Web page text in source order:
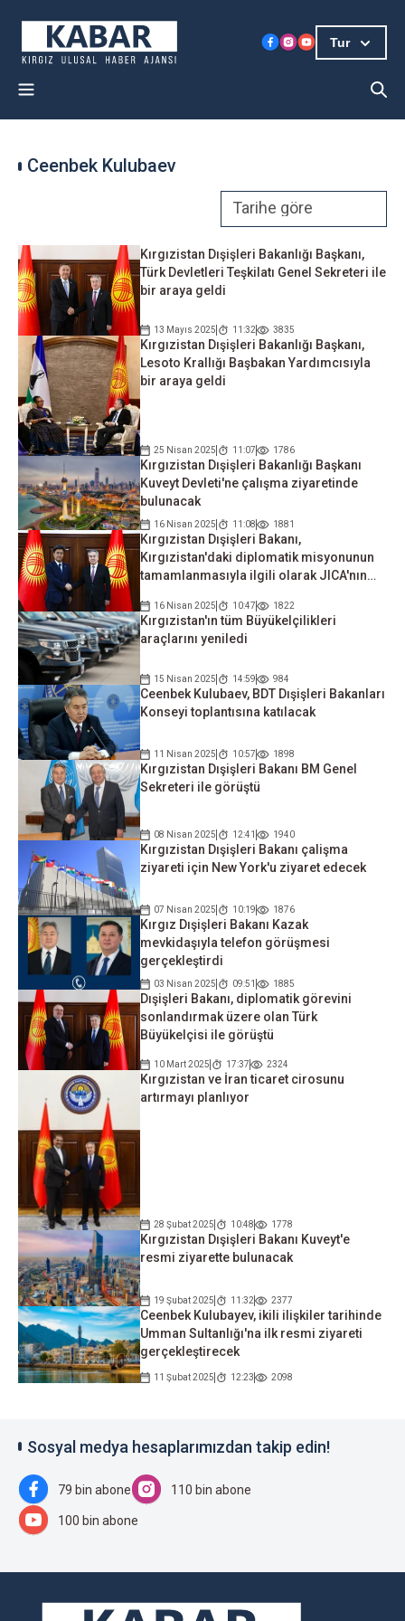
Tur
Ceenbek Kulubaev
Kırgızistan Dışişleri Bakanlığı Başkanı,
Türk Devletleri Teşkilatı Genel Sekreteri ile
bir araya geldi
13 Mayıs 2025 11:32 3835
Kırgızistan Dışişleri Bakanlığı Başkanı,
Lesoto Krallığı Başbakan Yardımcısıyla
bir araya geldi
25 Nisan 2025 11:07 1786
Kırgızistan Dışişleri Bakanlığı Başkanı
Kuveyt Devleti'ne çalışma ziyaretinde
bulunacak
16 Nisan 2025 11:08 1881
Kırgızistan Dışişleri Bakanı,
Kırgızistan'daki diplomatik misyonunun
tamamlanmasıyla ilgili olarak JICA'nın
16 Nisan 2025 10:47 1822
Kırgızistan'ın tüm Büyükelçilikleri
araçlarını yeniledi
15 Nisan 2025 14:59 984
Ceenbek Kulubaev, BDT Dışişleri Bakanları
Konseyi toplantısına katılacak
11 Nisan 2025 10:57 1898
Kırgızistan Dışişleri Bakanı BM Genel
Sekreteri ile görüştü
08 Nisan 2025 12:41 1940
Kırgızistan Dışişleri Bakanı çalişma
ziyareti için New York'u ziyaret edecek
07 Nisan 2025 10:19 1876
Kırgız Dışişleri Bakanı Kazak
mevkidaşıyla telefon görüşmesi
gerçekleştirdi
03 Nisan 2025 09:51 1885
Dışişleri Bakanı, diplomatik görevini
sonlandırmak üzere olan Türk
Büyükelçisi ile görüştü
10 Mart 2025 17:37 2324
Kırgızistan ve İran ticaret cirosunu
artırmayı planlıyor
28 Şubat 2025 10:48 1778
Kırgızistan Dışişleri Bakanı Kuveyt'e
resmi ziyarette bulunacak
19 Şubat 2025 11:32 2377
Ceenbek Kulubayev, ikili ilişkiler tarihinde
Umman Sultanlığı'na ilk resmi ziyareti
gerçekleştirecek
11 Şubat 2025 12:23 2098
Sosyal medya hesaplarımızdan takip edin!
79 bin abone 110 bin abone
100 bin abone